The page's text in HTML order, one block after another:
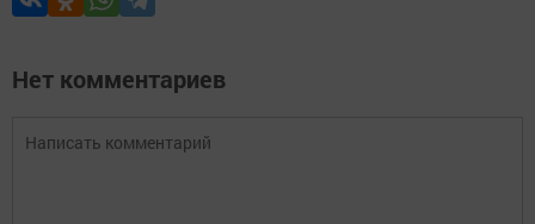
Нет комментариев